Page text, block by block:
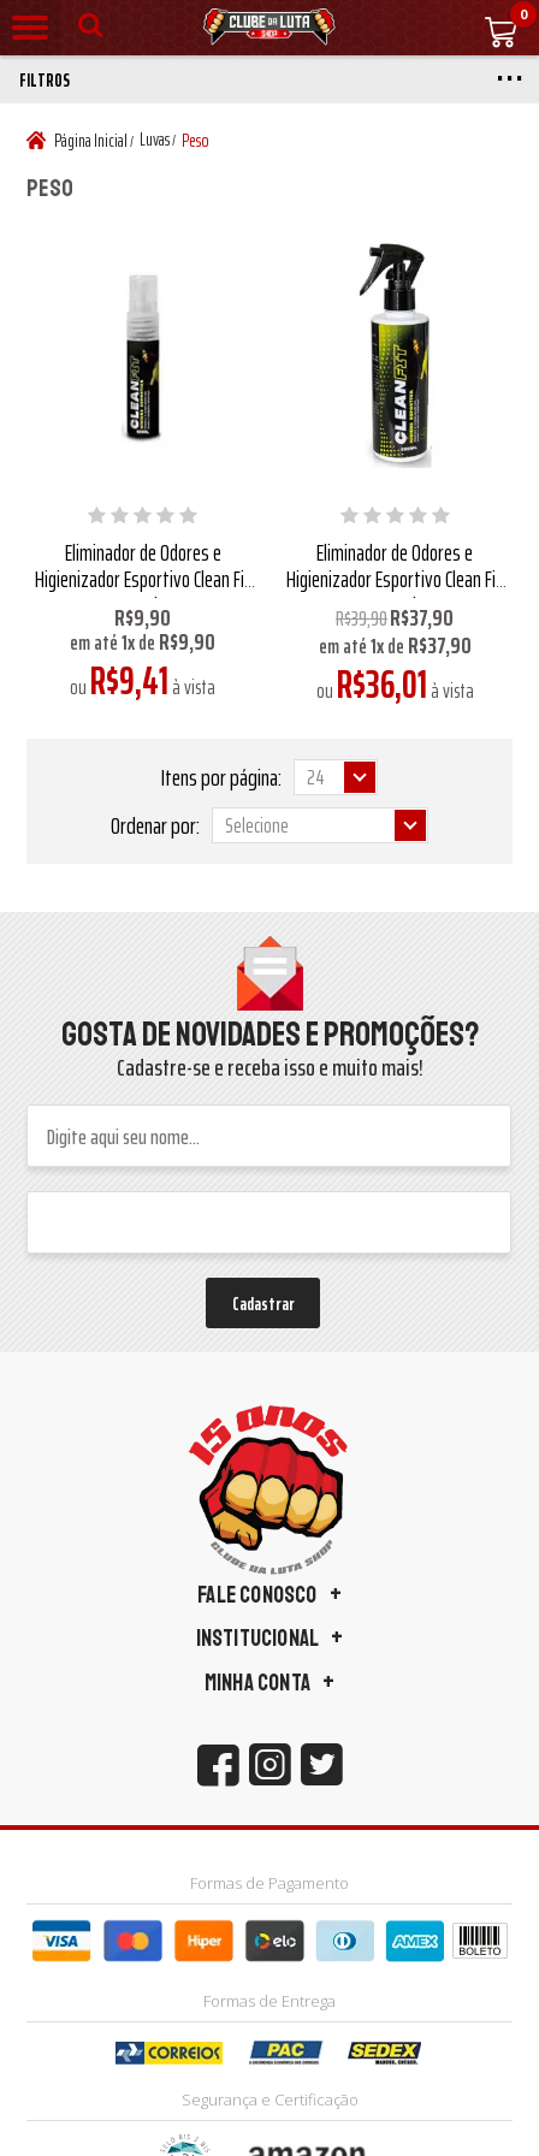
0
Página Inicial/ Luvas/ Peso
FILTROS
Peso
Eliminador de Odores e
Higienizador Esportivo Clean Fit
15ml
R$9,90
em até1xdeR$9,90
ouR$9,41à vista
Eliminador de Odores e
Higienizador Esportivo Clean Fit
220ml
R$39,90R$37,90
em até1xdeR$37,90
ouR$36,01à vista
Itens por página:
Ordenar por:
Gosta de novidades e promoções?
Cadastre-se e receba isso e muito mais!
Cadastrar
FALE CONOSCO
INSTITUCIONAL
MINHA CONTA
Formas de Pagamento
Formas de Entrega
Segurança e Certificação